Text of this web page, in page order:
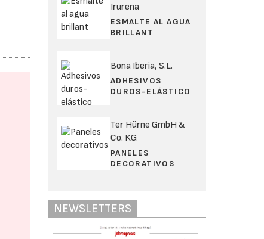
Irurena
ESMALTE AL AGUA
BRILLANT
Bona Iberia, S.L.
ADHESIVOS
DUROS-ELÁSTICO
Ter Hürne GmbH &
Co. KG
PANELES
DECORATIVOS
NEWSLETTERS